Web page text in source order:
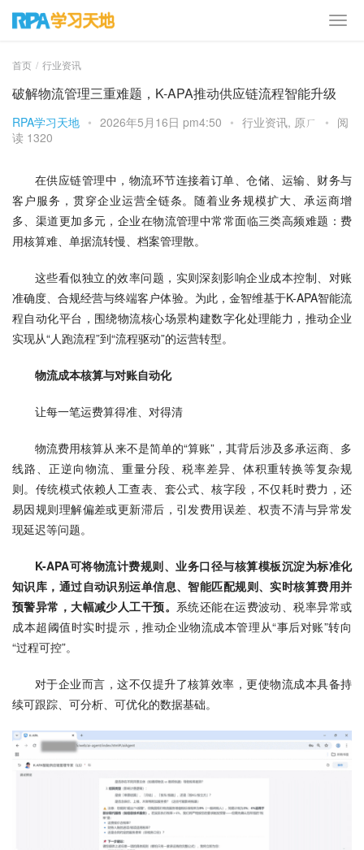
首页 行业资讯
破解物流管理三重难题，K-APA推动供应链流程智能升级
RPA学习天地 • 2026年5月16日 pm4:50 • 行业资讯, 原ㄏ • 阅
读 1320
在供应链管理中，物流环节连接着订单、仓储、运输、财务与
客户服务，贯穿企业运营全链条。随着业务规模扩大、承运商增
多、渠道更加多元，企业在物流管理中常常面临三类高频难题：费
用核算难、单据流转慢、档案管理散。
这些看似独立的效率问题，实则深刻影响企业成本控制、对账
准确度、合规经营与终端客户体验。为此，金智维基于K-APA智能流
程自动化平台，围绕物流核心场景构建数字化处理能力，推动企业
实现从“人跑流程”到“流程驱动”的运营转型。
物流成本核算与对账自动化
让每一笔运费算得准、对得清
物流费用核算从来不是简单的“算账”，其背后涉及多承运商、多
线路、正逆向物流、重量分段、税率差异、体积重转换等复杂规
则。传统模式依赖人工查表、套公式、核字段，不仅耗时费力，还
易因规则理解偏差或更新滞后，引发费用误差、权责不清与异常发
现延迟等问题。
K-APA可将物流计费规则、业务口径与核算模板沉淀为标准化
知识库，通过自动识别运单信息、智能匹配规则、实时核算费用并
预警异常，大幅减少人工干预。 系统还能在运费波动、税率异常或
成本超阈值时实时提示，推动企业物流成本管理从“事后对账”转向
“过程可控”。
对于企业而言，这不仅提升了核算效率，更使物流成本具备持
续可跟踪、可分析、可优化的数据基础。